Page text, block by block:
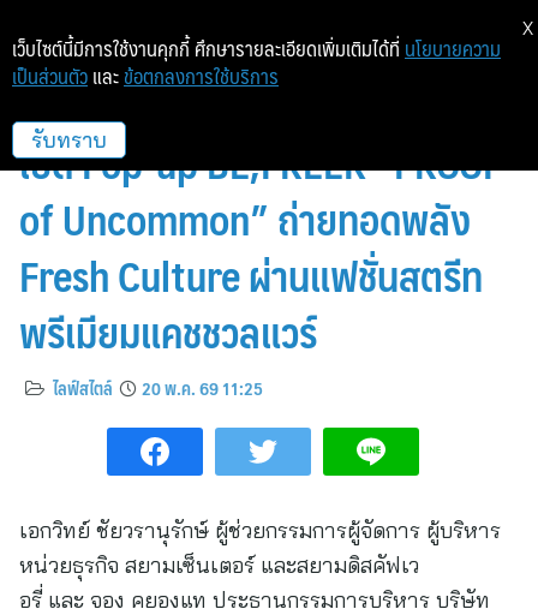
สยามเซ็นเตอร์ต้อนรับ BE;FREEK
เปิด Pop-up BE;FREEK “PROOF
of Uncommon” ถ่ายทอดพลัง
Fresh Culture ผ่านแฟชั่นสตรีท
พรีเมียมแคชชวลแวร์
ไลฟ์สไตล์ 20 พ.ค. 69 11:25
เอกวิทย์ ชัยวรานุรักษ์ ผู้ช่วยกรรมการผู้จัดการ ผู้บริหาร
หน่วยธุรกิจ สยามเซ็นเตอร์ และสยามดิสคัฟเว
อรี่ และ จอง คยองแท ประธานกรรมการบริหาร บริษัท
เว็บไซต์นี้มีการใช้งานคุกกี้ ศึกษารายละเอียดเพิ่มเติมได้ที่ นโยบายความ
เป็นส่วนตัว และ ข้อตกลงการใช้บริการ
รับทราบ
X